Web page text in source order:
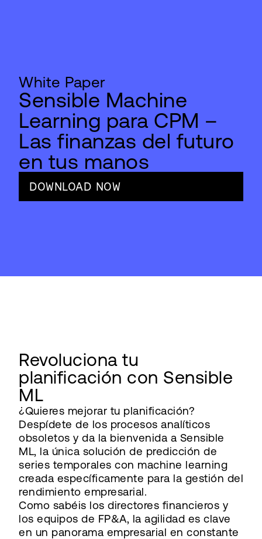
White Paper
Sensible Machine
Learning para CPM –
Las finanzas del futuro
en tus manos
DOWNLOAD NOW
Revoluciona tu
planificación con Sensible
ML
¿Quieres mejorar tu planificación?
Despídete de los procesos analíticos
obsoletos y da la bienvenida a Sensible
ML, la única solución de predicción de
series temporales con machine learning
creada específicamente para la gestión del
rendimiento empresarial.
Como sabéis los directores financieros y
los equipos de FP&A, la agilidad es clave
en un panorama empresarial en constante